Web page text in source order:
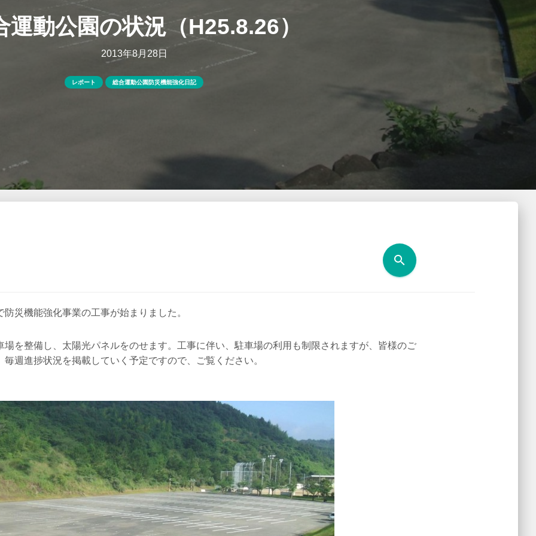
運動公園の状況（H25.8.26）
2013年8月28日
レポート 総合運動公園防災機能強化日記
search
災機能強化事業の工事が始まりました。
を整備し、太陽光パネルをのせます。工事に伴い、駐車場の利用も制限されますが、皆様のご
週進捗状況を掲載していく予定ですので、ご覧ください。